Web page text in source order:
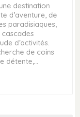
destination
d’aventure, de
paradisiaques,
d’activités.
de coins
détente,…
?
VOYAGES
SOLEIL
EN JAMAÏQUE
DE TRAVEL